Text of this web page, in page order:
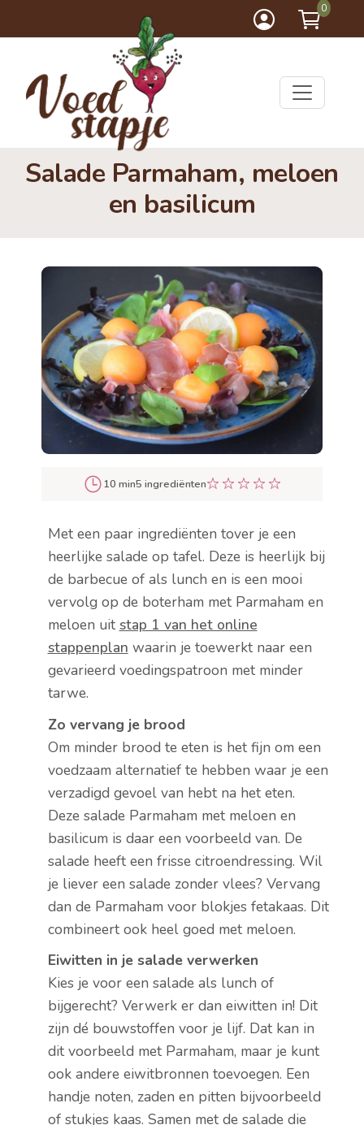
0
Salade Parmaham, meloen
en basilicum
10 min5 ingrediënten
Met een paar ingrediënten tover je een
heerlijke salade op tafel. Deze is heerlijk bij
de barbecue of als lunch en is een mooi
vervolg op de boterham met Parmaham en
meloen uitstap 1 van het online
stappenplan waarin je toewerkt naar een
gevarieerd voedingspatroon met minder
tarwe.
Zo vervang je brood
Om minder brood te eten is het fijn om een
voedzaam alternatief te hebben waar je een
verzadigd gevoel van hebt na het eten.
Deze salade Parmaham met meloen en
basilicum is daar een voorbeeld van. De
salade heeft een frisse citroendressing. Wil
je liever een salade zonder vlees? Vervang
dan de Parmaham voor blokjes fetakaas. Dit
combineert ook heel goed met meloen.
Eiwitten in je salade verwerken
Kies je voor een salade als lunch of
bijgerecht? Verwerk er dan eiwitten in! Dit
zijn dé bouwstoffen voor je lijf. Dat kan in
dit voorbeeld met Parmaham, maar je kunt
ook andere eiwitbronnen toevoegen. Een
handje noten, zaden en pitten bijvoorbeeld
of stukjes kaas. Samen met de salade die